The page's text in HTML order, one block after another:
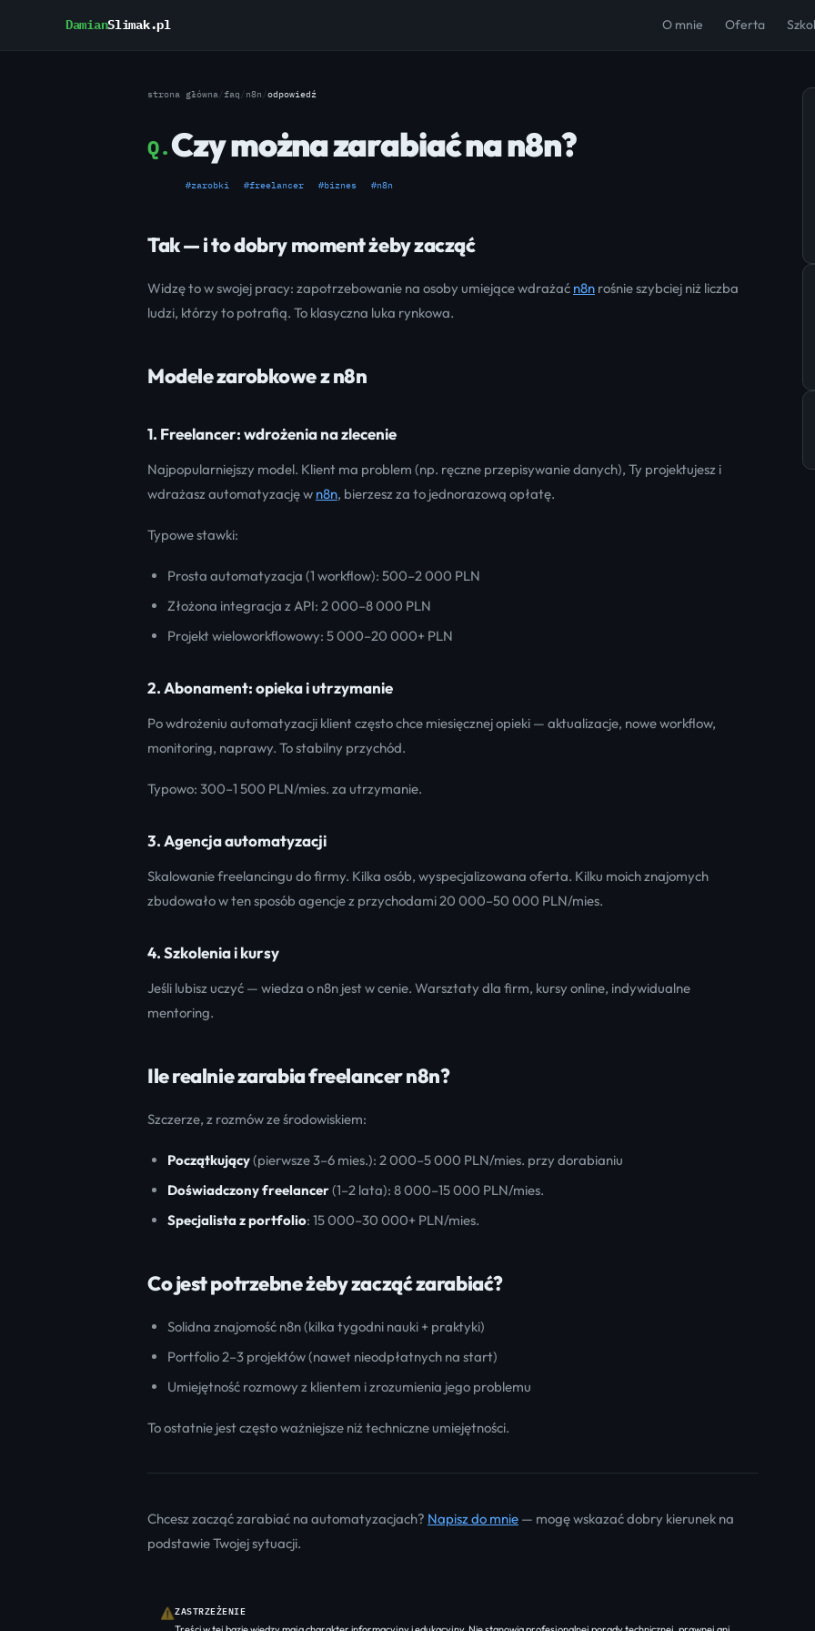
DamianSlimak.pl O mnie Oferta
strona główna/faq /n8n /odpowiedź
Q.Czy można zarabiać na n8n?
#zarobki #freelancer #biznes #n8n
Tak — i to dobry moment żeby zacząć
Widzę to w swojej pracy: zapotrzebowanie na osoby umiejące wdrażać n8n rośnie szybciej niż liczba
ludzi, którzy to potrafią. To klasyczna luka rynkowa.
Modele zarobkowe z n8n
1. Freelancer: wdrożenia na zlecenie
Najpopularniejszy model. Klient ma problem (np. ręczne przepisywanie danych), Ty projektujesz i
wdrażasz automatyzację w n8n, bierzesz za to jednorazową opłatę.
Typowe stawki:
Prosta automatyzacja (1 workflow): 500–2 000 PLN
Złożona integracja z API: 2 000–8 000 PLN
Projekt wieloworkflowowy: 5 000–20 000+ PLN
2. Abonament: opieka i utrzymanie
Po wdrożeniu automatyzacji klient często chce miesięcznej opieki — aktualizacje, nowe workflow,
monitoring, naprawy. To stabilny przychód.
Typowo: 300–1 500 PLN/mies. za utrzymanie.
3. Agencja automatyzacji
Skalowanie freelancingu do firmy. Kilka osób, wyspecjalizowana oferta. Kilku moich znajomych
zbudowało w ten sposób agencje z przychodami 20 000–50 000 PLN/mies.
4. Szkolenia i kursy
Jeśli lubisz uczyć — wiedza o n8n jest w cenie. Warsztaty dla firm, kursy online, indywidualne
mentoring.
Ile realnie zarabia freelancer n8n?
Szczerze, z rozmów ze środowiskiem:
Początkujący(pierwsze 3–6 mies.): 2 000–5 000 PLN/mies. przy dorabianiu
Doświadczony freelancer(1–2 lata): 8 000–15 000 PLN/mies.
Specjalista z portfolio: 15 000–30 000+ PLN/mies.
Co jest potrzebne żeby zacząć zarabiać?
Solidna znajomość n8n (kilka tygodni nauki + praktyki)
Portfolio 2–3 projektów (nawet nieodpłatnych na start)
Umiejętność rozmowy z klientem i zrozumienia jego problemu
To ostatnie jest często ważniejsze niż techniczne umiejętności.
Chcesz zacząć zarabiać na automatyzacjach? Napisz do mnie — mogę wskazać dobry kierunek na
podstawie Twojej sytuacji.
⚠ZASTRZEŻENIE